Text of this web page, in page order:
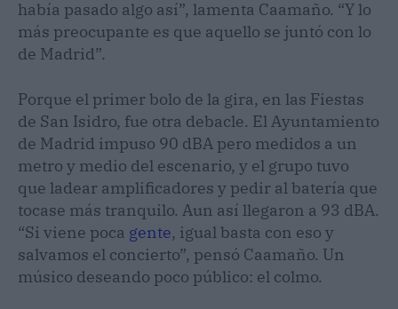
había pasado algo así”, lamenta Caamaño. “Y lo
más preocupante es que aquello se juntó con lo
de Madrid”.
Porque el primer bolo de la gira, en las Fiestas
de San Isidro, fue otra debacle. El Ayuntamiento
de Madrid impuso 90 dBA pero medidos a un
metro y medio del escenario, y el grupo tuvo
que ladear amplificadores y pedir al batería que
tocase más tranquilo. Aun así llegaron a 93 dBA.
“Si viene poca gente, igual basta con eso y
salvamos el concierto”, pensó Caamaño. Un
músico deseando poco público: el colmo.